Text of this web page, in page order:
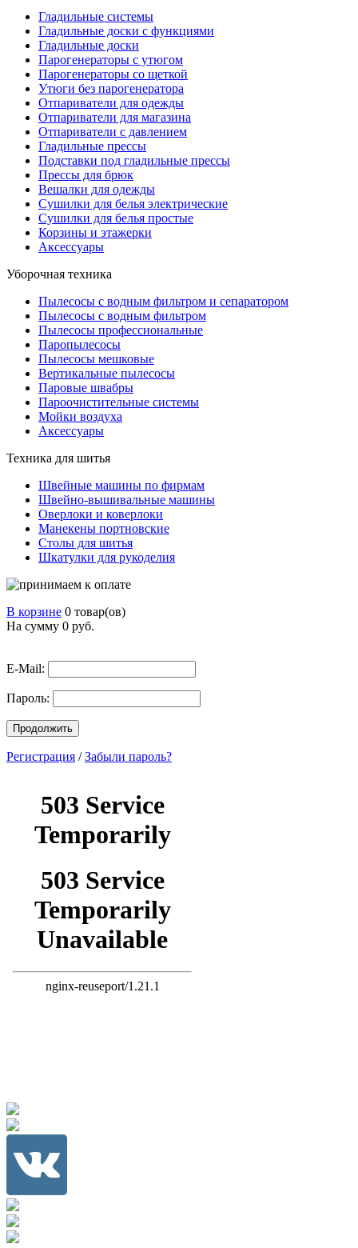
Гладильные системы
Гладильные доски с функциями
Гладильные доски
Парогенераторы с утюгом
Парогенераторы со щеткой
Утюги без парогенератора
Отпариватели для одежды
Отпариватели для магазина
Отпариватели с давлением
Гладильные прессы
Подставки под гладильные прессы
Прессы для брюк
Вешалки для одежды
Сушилки для белья электрические
Сушилки для белья простые
Корзины и этажерки
Аксессуары
Уборочная техника
Пылесосы с водным фильтром и сепаратором
Пылесосы с водным фильтром
Пылесосы профессиональные
Паропылесосы
Пылесосы мешковые
Вертикальные пылесосы
Паровые швабры
Пароочистительные системы
Мойки воздуха
Аксессуары
Техника для шитья
Швейные машины по фирмам
Швейно-вышивальные машины
Оверлоки и коверлоки
Манекены портновские
Столы для шитья
Шкатулки для рукоделия
В корзине 0 товар(ов)
На сумму 0 руб.
E-Mail:
Пароль:
Продолжить
Регистрация /Забыли пароль?